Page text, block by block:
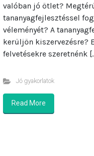
valóban jó ötlet?
tananyagfejlesztéssel
véleményét? A
kerüljön kiszervezésre?
felvetésekre szeretnénk
Jó gyakorlatok
Read More